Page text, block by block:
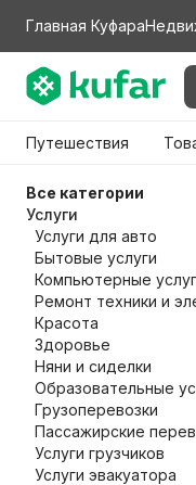
Главная Куфара
Путешествия
Все категории
Услуги
Услуги для авто
Бытовые услуги
Компьютерные
Ремонт техники и
Красота
Здоровье
Няни и сиделки
Образовательные
Грузоперевозки
Пассажирские
Услуги грузчиков
Услуги эвакуатора